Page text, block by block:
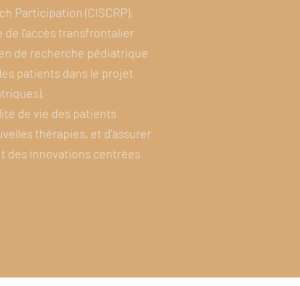
Participation (CISCRP),
de l'accès transfrontalier
de recherche pédiatrique
patients dans le projet
de vie des patients
thérapies, et d'assurer
des innovations centrées